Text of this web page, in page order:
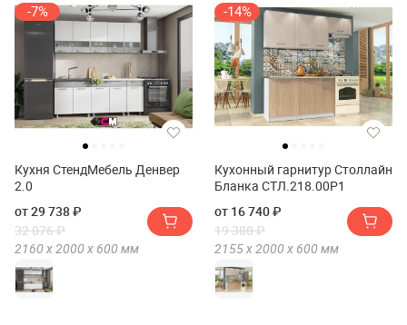
-7%
Кухня СтендМебель Денвер
2.0
от 29 738 ₽
32 076 ₽
2160 х2000 х 600 мм
-14%
Кухонный гарнитур Столлайн
Бланка СТЛ.218.00Р1
от 16 740 ₽
19 380 ₽
2155 х2000 х 600 мм